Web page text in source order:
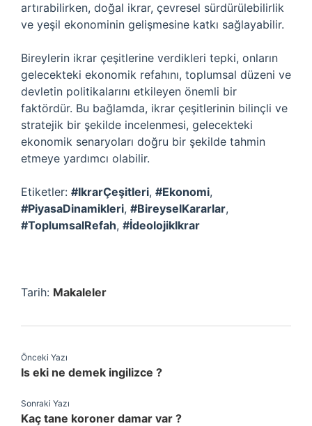
artırabilirken, doğal ikrar, çevresel sürdürülebilirlik
ve yeşil ekonominin gelişmesine katkı sağlayabilir.
Bireylerin ikrar çeşitlerine verdikleri tepki, onların
gelecekteki ekonomik refahını, toplumsal düzeni ve
devletin politikalarını etkileyen önemli bir
faktördür. Bu bağlamda, ikrar çeşitlerinin bilinçli ve
stratejik bir şekilde incelenmesi, gelecekteki
ekonomik senaryoları doğru bir şekilde tahmin
etmeye yardımcı olabilir.
Etiketler: #IkrarÇeşitleri, #Ekonomi,
#PiyasaDinamikleri, #BireyselKararlar,
#ToplumsalRefah, #İdeolojikIkrar
Tarih: Makaleler
Önceki Yazı
Is eki ne demek ingilizce ?
Sonraki Yazı
Kaç tane koroner damar var ?